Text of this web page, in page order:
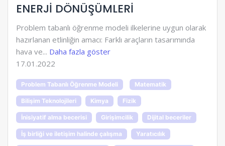
ENERJİ DÖNÜŞÜMLERİ
Problem tabanlı öğrenme modeli ilkelerine uygun olarak
hazırlanan etlinliğin amacı: Farklı araçların tasarımında
hava ve... Daha fazla göster
17.01.2022
Problem Tabanlı Öğrenme Modeli Matematik
Bilişim Teknolojileri Kimya Fizik
İnisiyatif alma becerisi Girişimcilik Dijital beceriler
İş birliği ve iletişim halinde çalışma Yaratıcılık